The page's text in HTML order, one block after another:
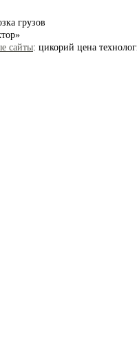
грузов
сайты: цикорий цена